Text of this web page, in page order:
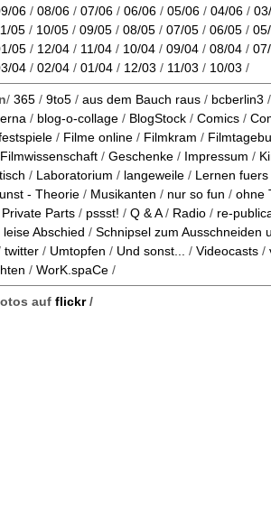
06 / 08/06 / 07/06 / 06/06 / 05/06 / 04/06 /
05 / 10/05 / 09/05 / 08/05 / 07/05 / 06/05 /
05 / 12/04 / 11/04 / 10/04 / 09/04 / 08/04 /
04 / 02/04 / 01/04 / 12/03 / 11/03 / 10/03 /
/ 365 / 9to5 / aus dem Bauch raus / bcberlin3
/ blog-o-collage / BlogStock / Comics /
/ Filme online / Filmkram /
Filmwissenschaft / Geschenke / Impressum /
/ Laboratorium / langeweile / Lernen
- Theorie / Musikanten / nur so fun / ohne
Private Parts / pssst! / Q & A/ Radio / re-
Abschied / Schnipsel zum Ausschneiden
twitter / Umtopfen / Und sonst... / Videocasts /
/ WorK.spaCe /
auf flickr/